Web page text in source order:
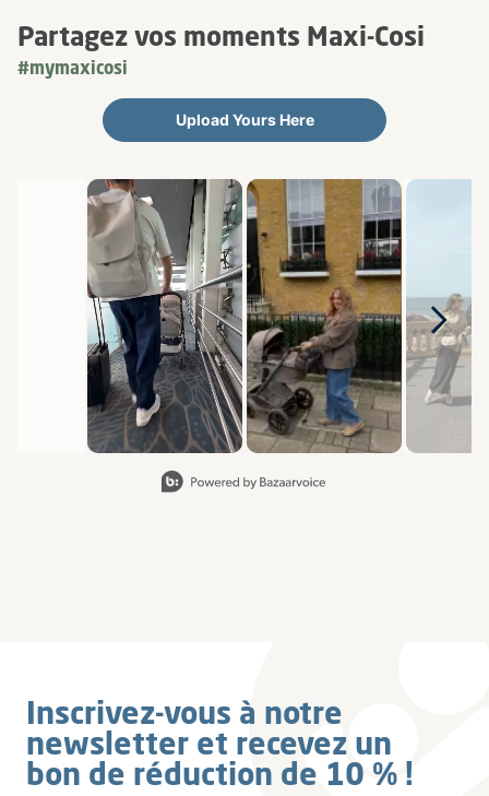
Partagez vos moments Maxi-Cosi
#mymaxicosi
Upload Yours Here
Media Carousel
Carousel with product photos. Use the previous and next
Inscrivez-vous à notre
newsletter et recevez un
bon de réduction de 10 % !